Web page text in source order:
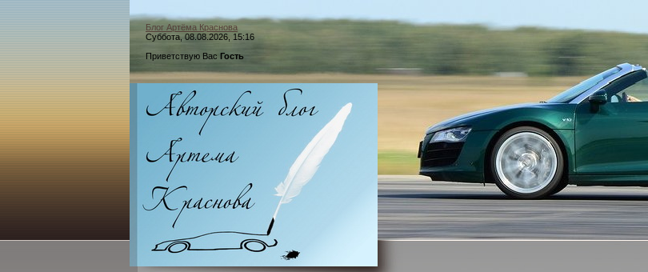
Блог Артёма Краснова
Суббота, 08.08.2026, 15:16
Приветствую Вас Гость